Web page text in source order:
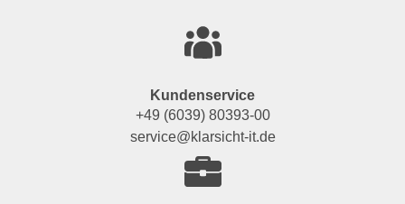
Kundenservice
+49 (6039) 80393-00
service@klarsicht-it.de